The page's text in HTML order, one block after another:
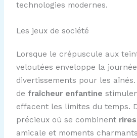
technologies modernes.
Les jeux de société
Lorsque le crépuscule aux
veloutées enveloppe la
divertissements pour les
defraîcheur enfantine
effacent les limites du temps.
précieux où se combinent rires
amicale et moments